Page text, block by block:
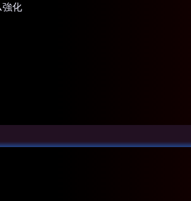
強化